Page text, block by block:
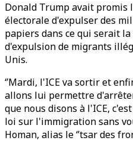
Donald Trump avait promis
électorale d'expulser des
papiers dans ce qui serait
d'expulsion de migrants
Unis.
‘’Mardi, l'ICE va sortir et
allons lui permettre
que nous disons à l'ICE,
loi sur l'immigration sans
Homan, alias le ‘’tsar des